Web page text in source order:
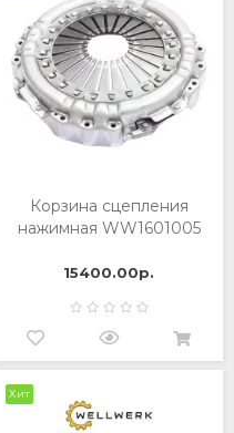
Корзина сцепления
нажимная WW1601005
15400.00р.
Хит